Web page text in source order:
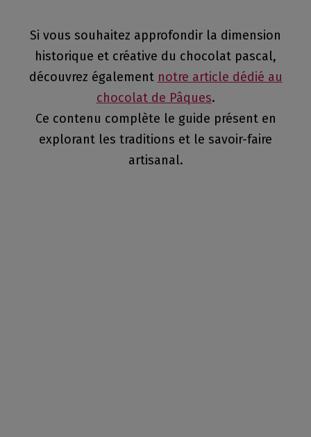
Si vous souhaitez approfondir la dimension
historique et créative du chocolat pascal,
découvrez également notre article dédié au
chocolat de Pâques.
Ce contenu complète le guide présent en
explorant les traditions et le savoir-faire
artisanal.